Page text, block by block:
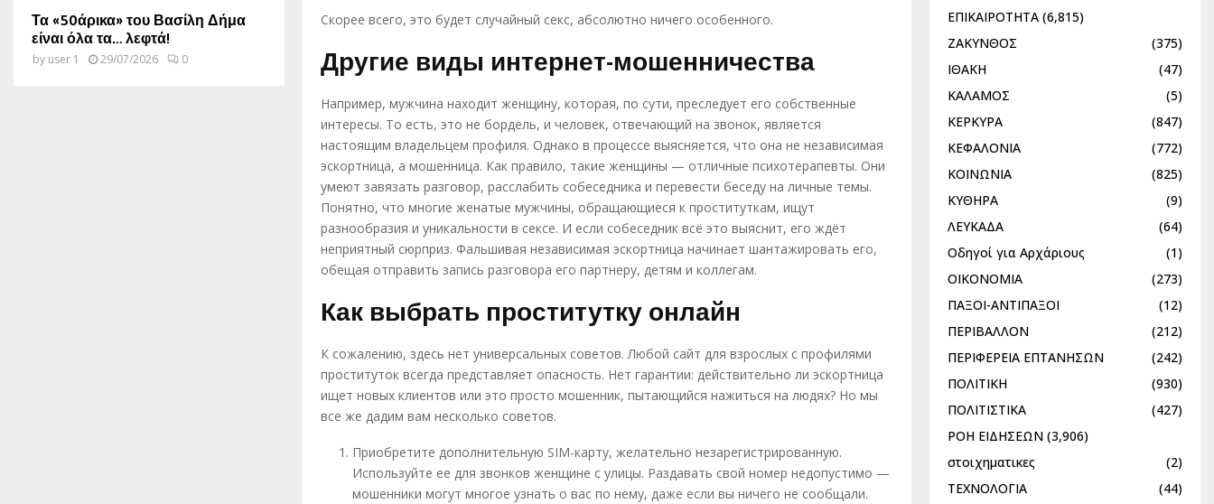
Скорее всего, это будет случайный секс, абсолютно ничего особенного.
Другие виды интернет-мошенничества
Например, мужчина находит женщину, которая, по сути, преследует его собственные
интересы. То есть, это не бордель, и человек, отвечающий на звонок, является
настоящим владельцем профиля. Однако в процессе выясняется, что она не независимая
эскортница, а мошенница. Как правило, такие женщины — отличные психотерапевты. Они
умеют завязать разговор, расслабить собеседника и перевести беседу на личные темы.
Понятно, что многие женатые мужчины, обращающиеся к проституткам, ищут
разнообразия и уникальности в сексе. И если собеседник всё это выяснит, его ждёт
неприятный сюрприз. Фальшивая независимая эскортница начинает шантажировать его,
обещая отправить запись разговора его партнеру, детям и коллегам.
Как выбрать проститутку онлайн
К сожалению, здесь нет универсальных советов. Любой сайт для взрослых с профилями
проституток всегда представляет опасность. Нет гарантии: действительно ли эскортница
ищет новых клиентов или это просто мошенник, пытающийся нажиться на людях? Но мы
все же дадим вам несколько советов.
Приобретите дополнительную SIM-карту, желательно незарегистрированную.
Используйте ее для звонков женщине с улицы. Раздавать свой номер недопустимо —
мошенники могут многое узнать о вас по нему, даже если вы ничего не сообщали.
Τα «50άρικα» του Βασίλη Δήμα
είναι όλα τα… λεφτά!
by user 1 29/07/2026 0
ΕΠΙΚΑΙΡΟΤΗΤΑ (6,815)
ΖΑΚΥΝΘΟΣ
(375)
ΙΘΑΚΗ
(47)
ΚΑΛΑΜΟΣ
(5)
ΚΕΡΚΥΡΑ
(847)
ΚΕΦΑΛΟΝΙΑ
(772)
ΚΟΙΝΩΝΙΑ
(825)
ΚΥΘΗΡΑ
(9)
ΛΕΥΚΑΔΑ
(64)
Οδηγοί για Αρχάριους
(1)
ΟΙΚΟΝΟΜΙΑ
(273)
ΠΑΞΟΙ-ΑΝΤΙΠΑΞΟΙ
(12)
ΠΕΡΙΒΑΛΛΟΝ
(212)
ΠΕΡΙΦΕΡΕΙΑ ΕΠΤΑΝΗΣΩΝ
(242)
ΠΟΛΙΤΙΚΗ
(930)
ΠΟΛΙΤΙΣΤΙΚΑ
(427)
ΡΟΗ ΕΙΔΗΣΕΩΝ (3,906)
στοιχηματικες
(2)
ΤΕΧΝΟΛΟΓΙΑ
(44)